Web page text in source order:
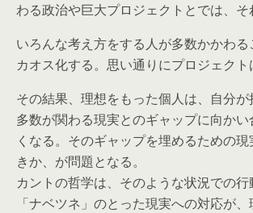
わる政治や巨大プロジェクトとでは、そ
いろんな考え方をする人が多数かかわ
カオス化する。思い通りにプロジェクト
その結果、理想をもった個人は、自分
多数が関わる現実とのギャップに向か
くなる。そのギャップを埋めるための
きか、が問題となる。
カントの哲学は、そのような状況での行
「ナベツネ」のとった現実への対応が